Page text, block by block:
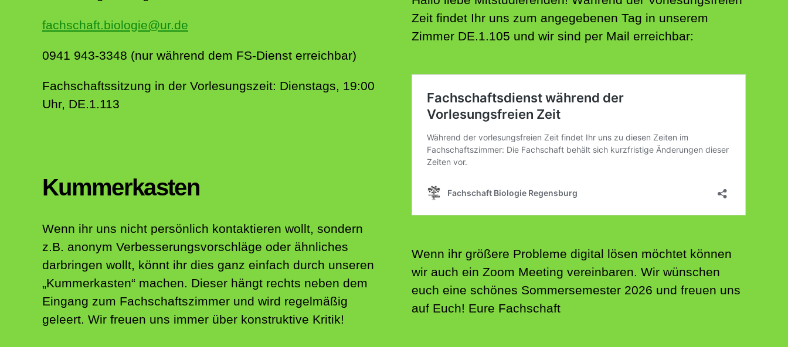
fachschaft.biologie@ur.de
0941 943-3348 (nur während dem FS-Dienst erreichbar)
Fachschaftssitzung in der Vorlesungszeit: Dienstags, 19:00
Uhr, DE.1.113
Kummerkasten
Wenn ihr uns nicht persönlich kontaktieren wollt, sondern
z.B. anonym Verbesserungsvorschläge oder ähnliches
darbringen wollt, könnt ihr dies ganz einfach durch unseren
„Kummerkasten“ machen. Dieser hängt rechts neben dem
Eingang zum Fachschaftszimmer und wird regelmäßig
geleert. Wir freuen uns immer über konstruktive Kritik!
Zeit findet Ihr uns zum angegebenen Tag in unserem
Zimmer DE.1.105 und wir sind per Mail erreichbar:
Wenn ihr größere Probleme digital lösen möchtet können
wir auch ein Zoom Meeting vereinbaren. Wir wünschen
euch eine schönes Sommersemester 2026 und freuen uns
auf Euch! Eure Fachschaft